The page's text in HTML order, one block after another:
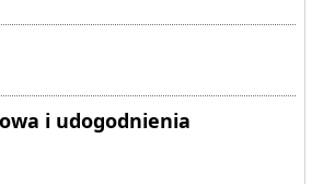
i udogodnienia